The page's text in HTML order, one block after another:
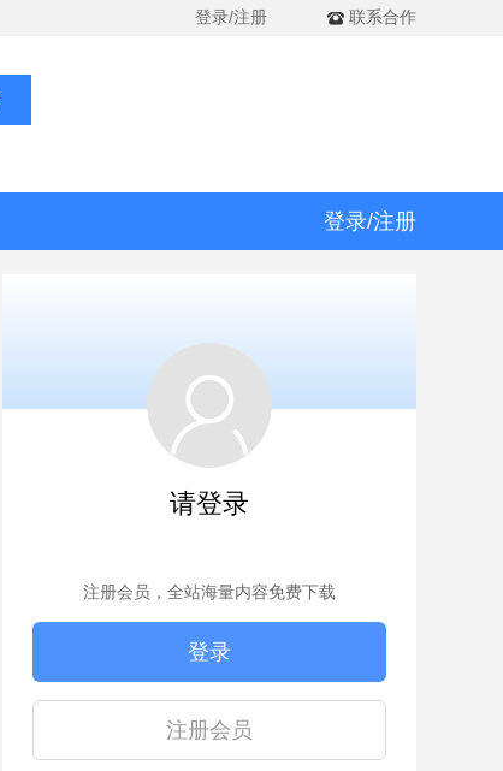
登录/注册 联系合作
登录/注册
请登录
注册会员，全站海量内容免费下载
登录
注册会员